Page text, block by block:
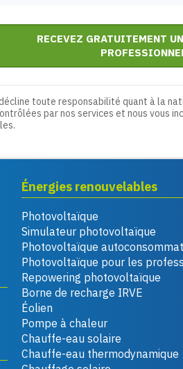
RECEVEZ GRATUITEMENT
toute responsabilité quant à la
par nos services et nous vous
Énergies renouvelables
Photovoltaïque
Simulateur photovoltaïque
Photovoltaïque
Photovoltaïque pour les
Repowering photovoltaïque
Borne de recharge IRVE
Éolien
Pompe à chaleur
Chauffe-eau solaire
Chauffe-eau thermodynamique